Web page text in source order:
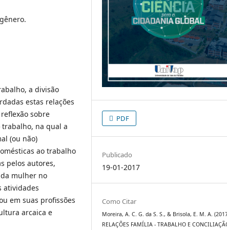
a divisão
estas relações
sobre
trabalho, na qual a
(ou não)
ao trabalho
pelos autores,
mulher no
atividades
em suas profissões
arcaica e
PDF
Publicado
19-01-2017
Como Citar
Moreira, A. C. G. da S. S., & Brisola, E. M. A.
RELAÇÕES FAMÍLIA - TRABALHO E